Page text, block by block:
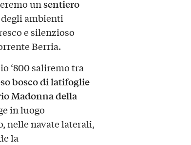
unsentiero
ambienti
e silenzioso
Berria.
‘800 saliremo tra
bosco di latifoglie
Madonna della
in luogo
nelle navate laterali,
la